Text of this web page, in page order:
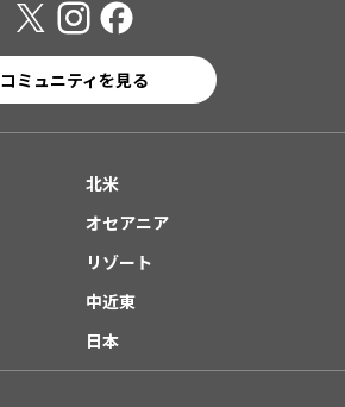
コミュニティを見る
北米
オセアニア
リゾート
中近東
日本